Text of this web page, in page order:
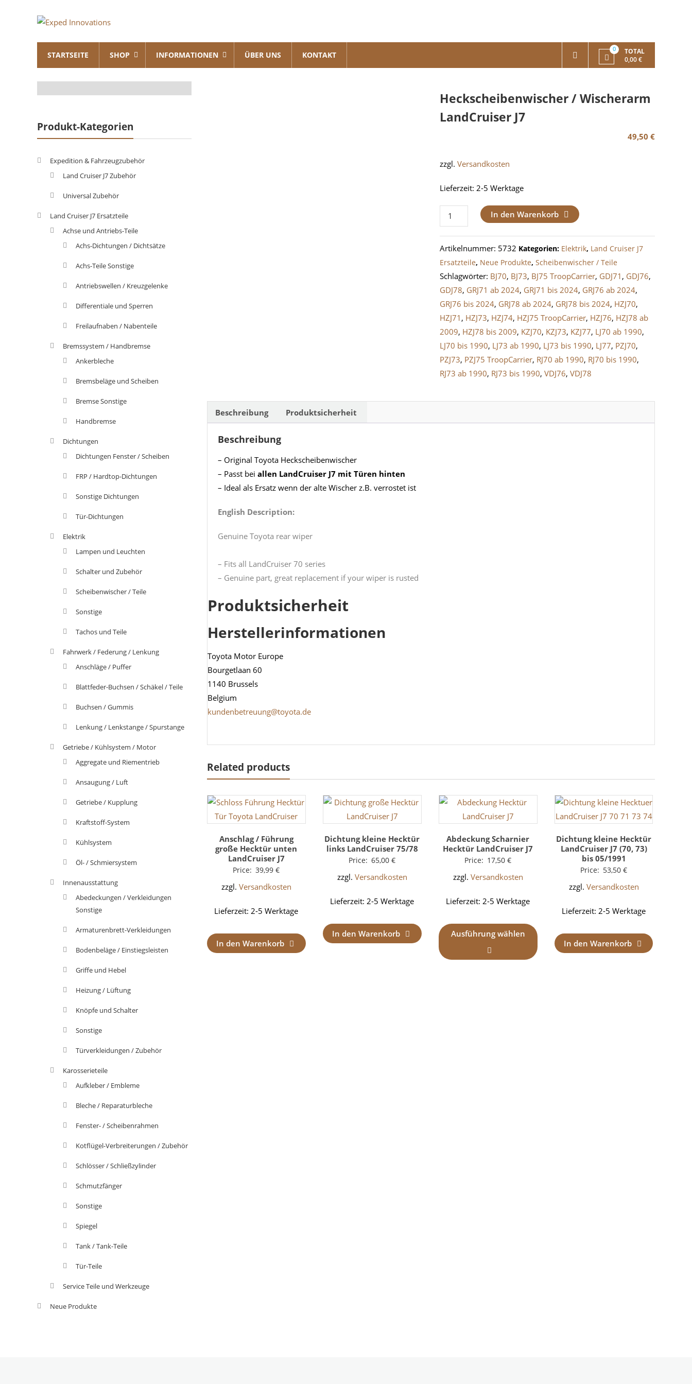
Exped
Innovations
Solutions
for
your
Overland
STARTSEITE SHOP INFORMATIONEN ÜBER UNS KONTAKT
0
TOTAL
0,00 €
Heckscheibenwischer / Wischerarm
LandCruiser J7
49,50 €
zzgl.Versandkosten
Lieferzeit:2-5 Werktage
Heckscheibenwischer
/
Wischerarm
LandCruiser
J7
Menge
In den Warenkorb
Artikelnummer: 5732 Kategorien: Elektrik, Land Cruiser J7
Ersatzteile, Neue Produkte,Scheibenwischer / Teile
Schlagwörter: BJ70, BJ73, BJ75 TroopCarrier, GDJ71 , GDJ76,
GDJ78, GRJ71 ab 2024, GRJ71 bis 2024, GRJ76 ab 2024,
GRJ76 bis 2024, GRJ78 ab 2024, GRJ78 bis 2024, HZJ70,
HZJ71 , HZJ73, HZJ74, HZJ75 TroopCarrier, HZJ76, HZJ78 ab
2009, HZJ78 bis 2009, KZJ70, KZJ73, KZJ77, LJ70 ab 1990,
LJ70 bis 1990, LJ73 ab 1990, LJ73 bis 1990, LJ77, PZJ70,
PZJ73, PZJ75 TroopCarrier, RJ70 ab 1990, RJ70 bis 1990,
RJ73 ab 1990, RJ73 bis 1990,VDJ76,VDJ78
Beschreibung Produktsicherheit
Beschreibung
– Original Toyota Heckscheibenwischer
– Passt bei allen LandCruiser J7 mit Türen hinten
– Ideal als Ersatz wenn der alte Wischer z.B. verrostet ist
English Description:
Genuine Toyota rear wiper
– Fits all LandCruiser 70 series
– Genuine part, great replacement if your wiper is rusted
Produktsicherheit
Herstellerinformationen
Toyota Motor Europe
Bourgetlaan 60
1140 Brussels
Belgium
kundenbetreuung@toyota.de
Related products
Anschlag / Führung
große Hecktür unten
LandCruiser J7
Price: 39,99€
zzgl. Versandkosten
Lieferzeit:2-5 Werktage
In den Warenkorb
Dichtung kleine Hecktür
links LandCruiser 75/78
Price: 65,00€
zzgl. Versandkosten
Lieferzeit:2-5 Werktage
In den Warenkorb
Abdeckung Scharnier
Hecktür LandCruiser J7
Price: 17,50€
zzgl. Versandkosten
Lieferzeit:2-5 Werktage
Ausführung wählen
Dichtung kleine Hecktür
LandCruiser J7 (70, 73)
bis 05/1991
Price: 53,50€
zzgl. Versandkosten
Lieferzeit:2-5 Werktage
In den Warenkorb
Produkt-Kategorien
Expedition & Fahrzeugzubehör
Land Cruiser J7 Zubehör
Universal Zubehör
Land Cruiser J7 Ersatzteile
Achse und Antriebs-Teile
Achs-Dichtungen / Dichtsätze
Achs-Teile Sonstige
Antriebswellen / Kreuzgelenke
Differentiale und Sperren
Freilaufnaben / Nabenteile
Bremssystem / Handbremse
Ankerbleche
Bremsbeläge und Scheiben
Bremse Sonstige
Handbremse
Dichtungen
Dichtungen Fenster / Scheiben
FRP / Hardtop-Dichtungen
Sonstige Dichtungen
Tür-Dichtungen
Elektrik
Lampen und Leuchten
Schalter und Zubehör
Scheibenwischer / Teile
Sonstige
Tachos und Teile
Fahrwerk / Federung / Lenkung
Anschläge / Puffer
Blattfeder-Buchsen / Schäkel / Teile
Buchsen / Gummis
Lenkung / Lenkstange / Spurstange
Getriebe / Kühlsystem / Motor
Aggregate und Riementrieb
Ansaugung / Luft
Getriebe / Kupplung
Kraftstoff-System
Kühlsystem
Öl- / Schmiersystem
Innenausstattung
Abedeckungen / Verkleidungen
Sonstige
Armaturenbrett-Verkleidungen
Bodenbeläge / Einstiegsleisten
Griffe und Hebel
Heizung / Lüftung
Knöpfe und Schalter
Sonstige
Türverkleidungen / Zubehör
Karosserieteile
Aufkleber / Embleme
Bleche / Reparaturbleche
Fenster- / Scheibenrahmen
Kotflügel-Verbreiterungen / Zubehör
Schlösser / Schließzylinder
Schmutzfänger
Sonstige
Spiegel
Tank / Tank-Teile
Tür-Teile
Service Teile und Werkzeuge
Neue Produkte